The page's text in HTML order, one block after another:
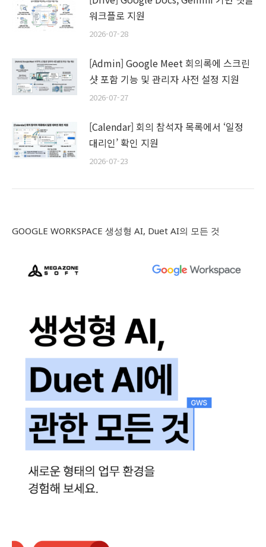
워크플로 지원
2026-07-28
[Admin] Google Meet 회의록에 스크린
샷 포함 기능 및 관리자 사전 설정 지원
2026-07-27
[Calendar] 회의 참석자 목록에서 ‘일정
대리인’ 확인 지원
2026-07-23
GOOGLE WORKSPACE 생성형 AI, Duet AI의 모든 것